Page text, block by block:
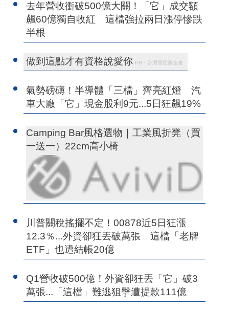
去年營收衝破500億大關！「它」成交額
飆60億獨自收紅 這檔強拉兩日漲停慘跌
半根
做到這點才有資格說愛你 PR・台灣癌症基金會
氣勢磅礡！半導體「三檔」齊亮紅燈 汽
車大廠「它」現金股利9元...5日狂飆19%
Camping Bar風格選物｜工業風折凳（買
一送一）22cm高小椅
川普關稅搖擺不定！00878近5日狂漲
12.3％...外資卻狂丟破萬張 這檔「老牌
ETF」也遭結帳20億
Q1營收破500億！外資卻狂丟「它」破3
萬張...「這檔」難逃狙擊遭提款111億